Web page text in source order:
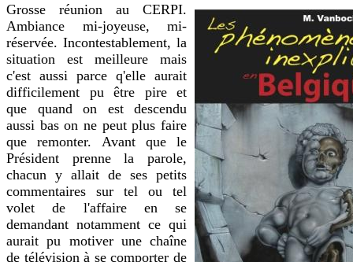
Grosse réunion au CERPI.
Ambiance mi-joyeuse, mi-
réservée. Incontestablement, la
situation est meilleure mais
c'est aussi parce q'elle aurait
difficilement pu être pire et
que quand on est descendu
aussi bas on ne peut plus faire
que remonter. Avant que le
Président prenne la parole,
chacun y allait de ses petits
commentaires sur tel ou tel
volet de l'affaire en se
demandant notamment ce qui
aurait pu motiver une chaîne
de télévision à se comporter de